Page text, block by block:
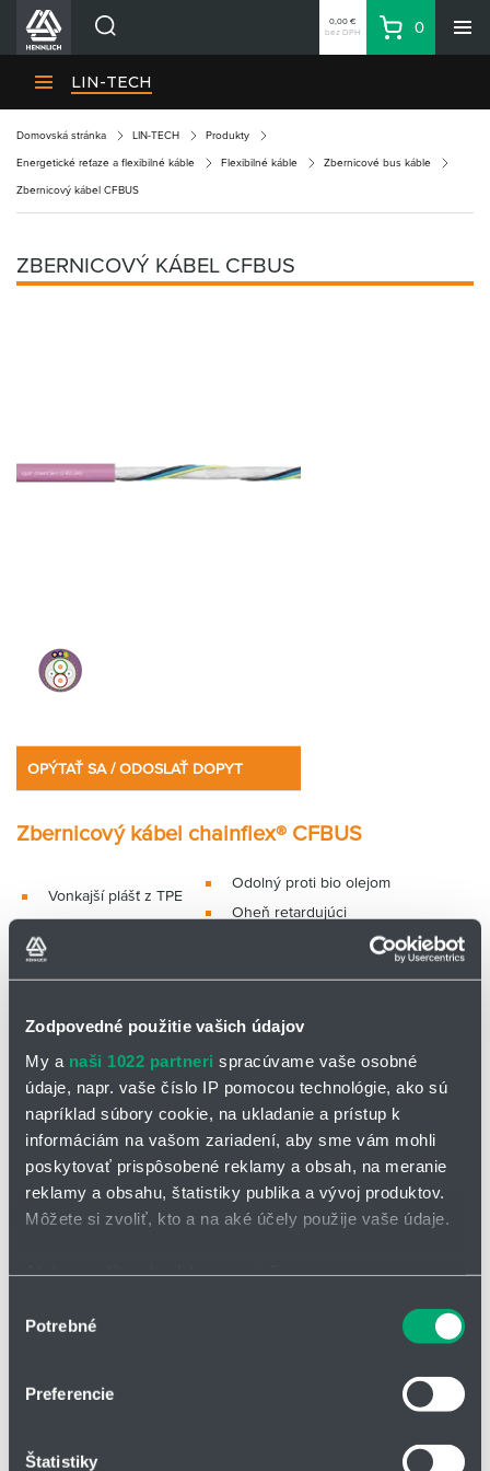
Zodpovedné použitie vašich údajov
My a naši 1022 partneri spracúvame vaše osobné
údaje, napr. vaše číslo IP pomocou technológie, ako sú
napríklad súbory cookie, na ukladanie a prístup k
informáciám na vašom zariadení, aby sme vám mohli
poskytovať prispôsobené reklamy a obsah, na meranie
reklamy a obsahu, štatistiky publika a vývoj produktov.
Môžete si zvoliť, kto a na aké účely použije vaše údaje.
polohe s presnosťou na niekoľko metrov
Viac informácií o tom, ako sa spracúvajú vaše osobné
môžete kedykoľvek zmeniť alebo odvolať cez Vyhlásenie
súhlasu
Potrebné
Preferencie
Štatistiky
Divízie HENNLICH
Kariéra
Kontakty
Priemyselný park HENNLICH
0,00 €
bez DPH
Košík
0
LIN-TECH
Domovská stránka LIN-TECH Produkty
Energetické reťaze a flexibilné káble Flexibilné káble Zbernicové bus káble
Zbernicový kábel CFBUS
ZBERNICOVÝ KÁBEL CFBUS
OPÝTAŤ SA / ODOSLAŤ DOPYT
Zbernicový kábel chainflex® CFBUS
Vonkajší plášť z TPE
Tienený
Odolný proti bio olejom
Oheň retardujúci
Odolný voči hydrolýze a
Typické oblasti použitia CFBUS:
Pre aplikácie s extrémne vysokým zaťažením
Vnútorné a vonkajšie použitie bez priameho slnečného žiarenia
Samonosné pojazdy a kĺzné aplikácie až do dĺžky posuvu 400
m a viac
s nízkou teplotou
obzvlášť odolný voči ohybu